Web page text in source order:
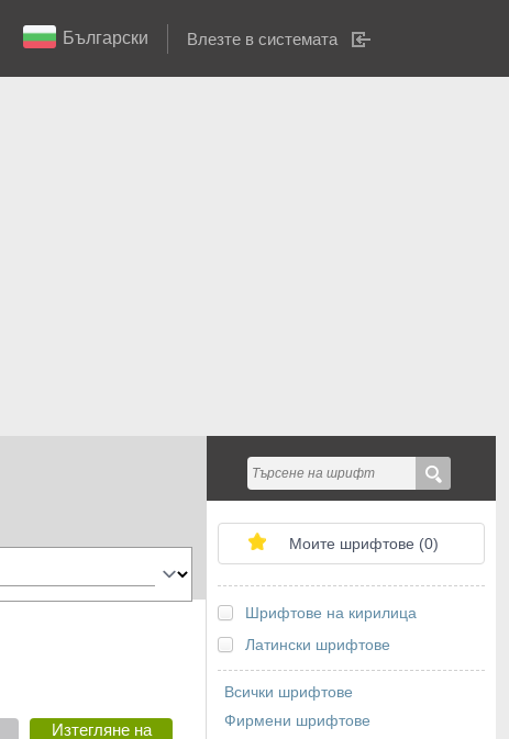
Български Влезте в системата
Изтегляне на
Моите шрифтове (0)
Шрифтове на кирилица
Латински шрифтове
Всички шрифтове
Фирмени шрифтове